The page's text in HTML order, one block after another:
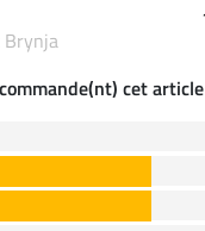
cet article